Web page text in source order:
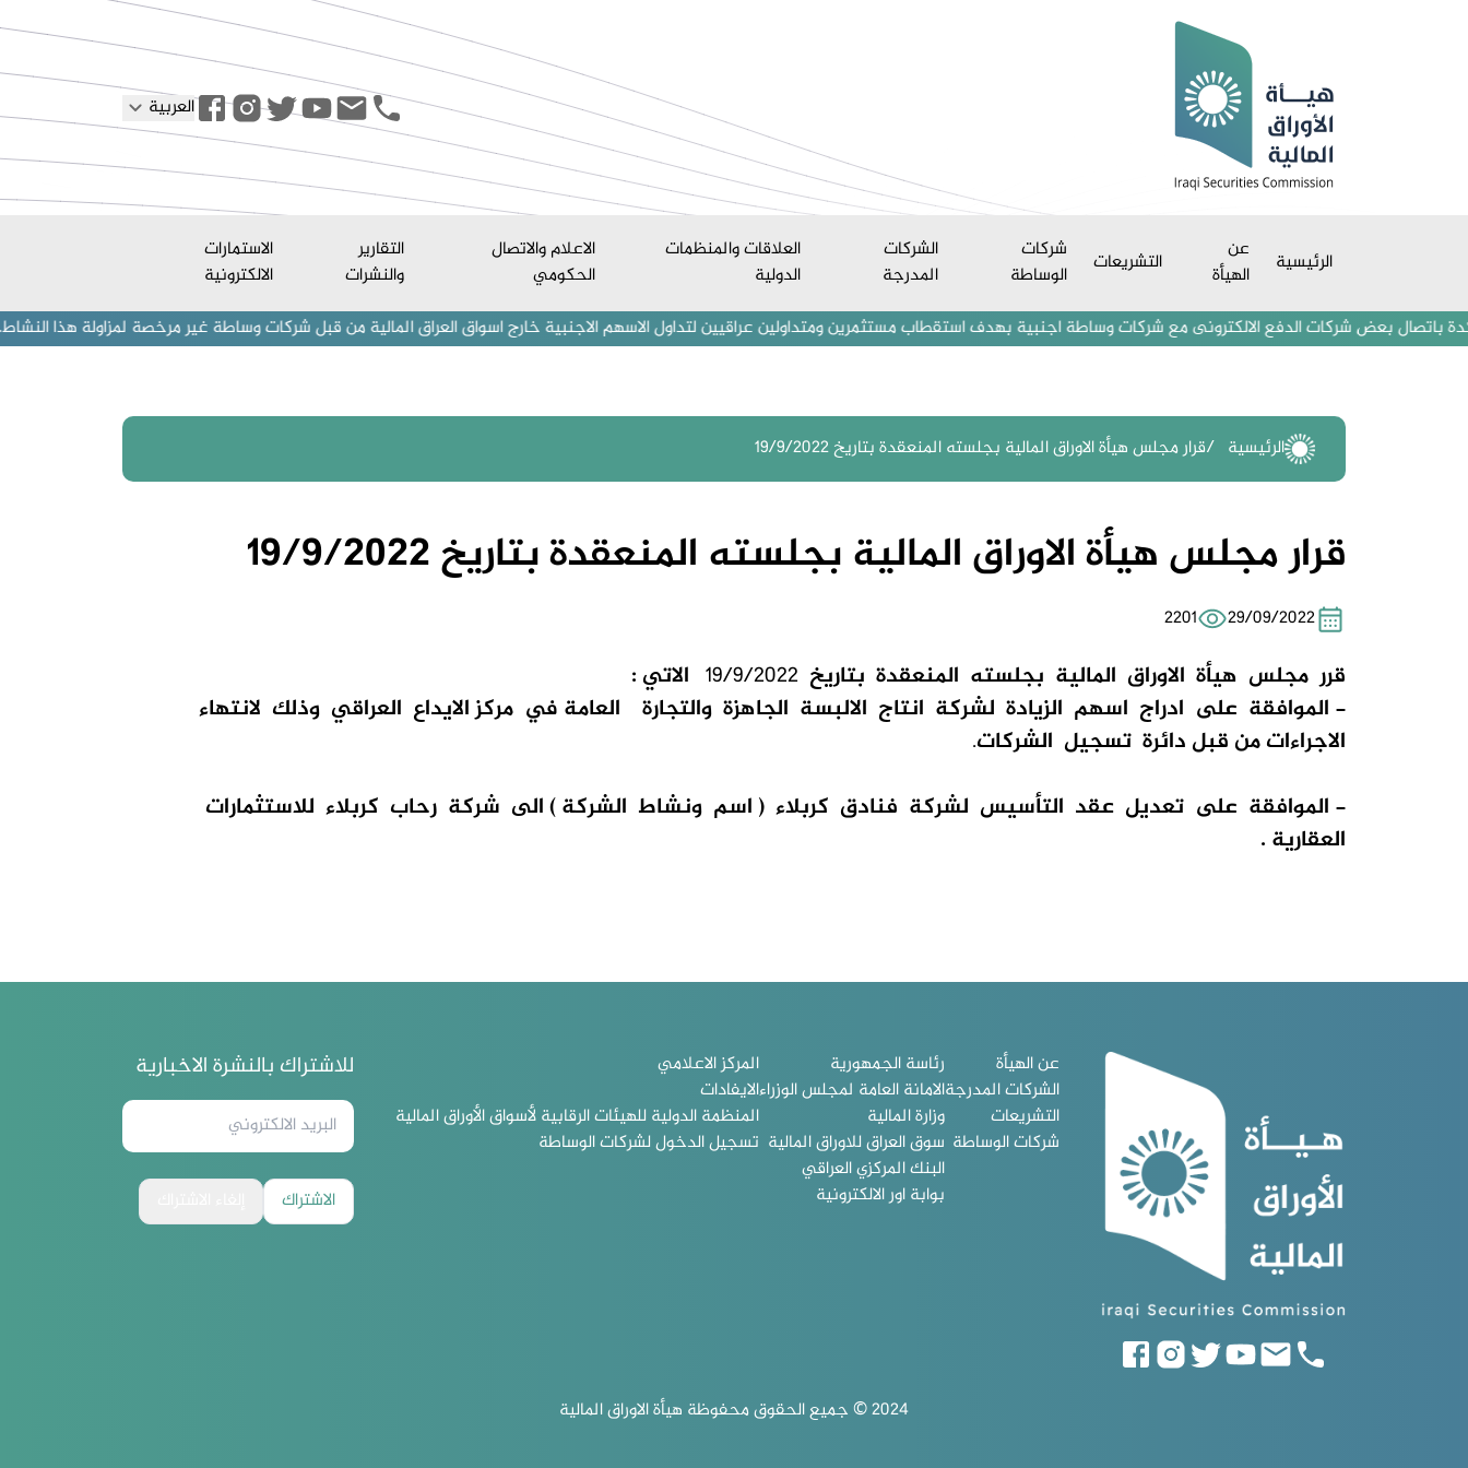
العربية
الرئيسية
عن
الهيأة
التشريعات
شركات
الوساطة
الشركات
المدرجة
العلاقات والمنظمات
الدولية
الاعلام والاتصال
الحكومي
التقارير
والنشرات
الاستمارات
الالكترونية
بعض شركات الدفع الالكترونى مع شركات وساطة اجنبية بهدف استقطاب مستثمرين ومتداولين عراقيين لتداول الاسهم الاجنبية خارج اسواق العراق المالية من قبل شركات وساطة غير مرخصة لمزاولة هذا النشاط.
الرئيسية قرار مجلس هيأة الاوراق المالية بجلسته المنعقدة بتاريخ 19/9/2022
قرار مجلس هيأة الاوراق المالية بجلسته المنعقدة بتاريخ 19/9/2022
29/09/2022
2201
قرر مجلس هيأة الاوراق المالية بجلسته المنعقدة بتاريخ
الاتي :
- الموافقة على ادراج اسهم الزيادة لشركة انتاج الالبسة الجاهزة والتجارة العامة في مركزالايداع العراقي وذلك لانتهاء
الاجراءاتمن قبل دائرة تسجيل الشركات.
- الموافقة على تعديل عقد التأسيس لشركة فنادق كربلاء ( اسم ونشاط الشركة) الى شركة رحاب كربلاء للاستثمارات
العقارية .
عن الهيأة
الشركات المدرجة
التشريعات
شركات الوساطة
رئاسة الجمهورية
الامانة العامة لمجلس الوزراء
وزارة المالية
سوق العراق للاوراق المالية
البنك المركزي العراقي
بوابة اور الالكترونية
المركز الاعلامي
الايفادات
المنظمة الدولية للهيئات الرقابية لأسواق الأوراق المالية
تسجيل الدخول لشركات الوساطة
للاشتراك بالنشرة الاخبارية
الاشتراك
2024 © جميع الحقوق محفوظة هيأة الاوراق المالية